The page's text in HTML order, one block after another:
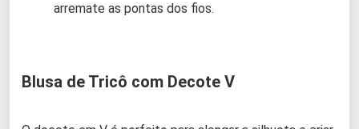
arremate as pontas dos fios.
Blusa de Tricô com Decote V